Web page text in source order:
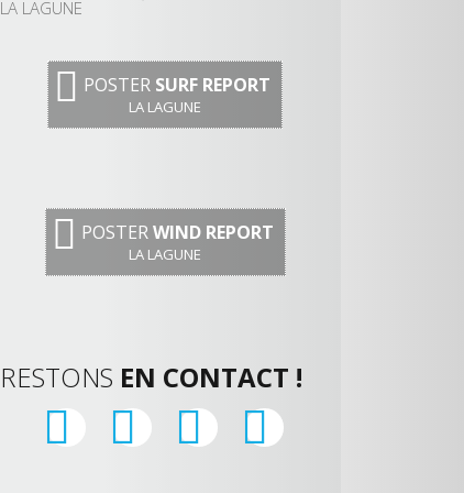
LA LAGUNE
POSTER SURF REPORT
LA LAGUNE
POSTERWIND REPORT
LA LAGUNE
RESTONS EN CONTACT !